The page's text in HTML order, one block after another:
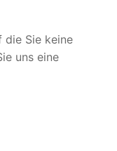
die Sie keine
uns eine